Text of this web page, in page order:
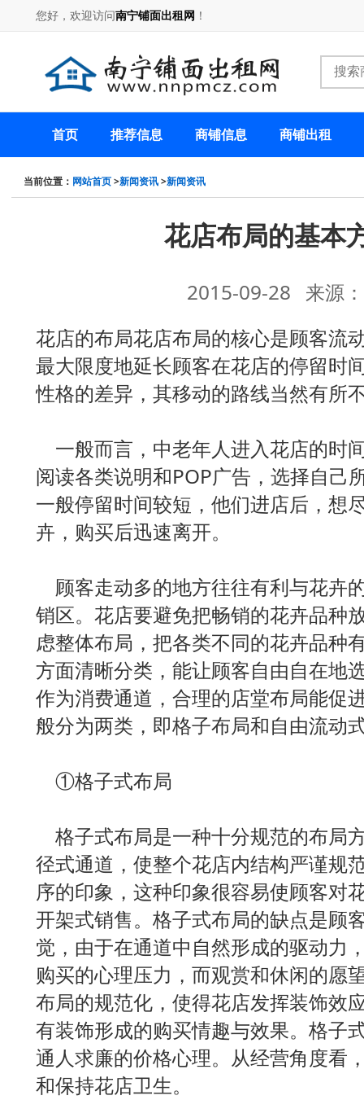
您好，欢迎访问南宁铺面出租网 ！
首页 推荐信息 商铺信息 商铺出租
当前位置： 网站首页>新闻资讯>新闻资讯
花店布局的基本
2015-09-28 来源
花店的布局花店布局的核心是顾客流
最大限度地延长顾客在花店的停留时
性格的差异，其移动的路线当然有所
一般而言，中老年人进入花店的时
阅读各类说明和POP广告，选择自己
一般停留时间较短，他们进店后，想
卉，购买后迅速离开。
顾客走动多的地方往往有利与花卉
销区。花店要避免把畅销的花卉品种
虑整体布局，把各类不同的花卉品种
方面清晰分类，能让顾客自由自在地
作为消费通道，合理的店堂布局能促
般分为两类，即格子布局和自由流动
①格子式布局
格子式布局是一种十分规范的布局
径式通道，使整个花店内结构严谨规
序的印象，这种印象很容易使顾客对
开架式销售。格子式布局的缺点是顾
觉，由于在通道中自然形成的驱动力
购买的心理压力，而观赏和休闲的愿
布局的规范化，使得花店发挥装饰效
有装饰形成的购买情趣与效果。格子
通人求廉的价格心理。从经营角度看
和保持花店卫生。